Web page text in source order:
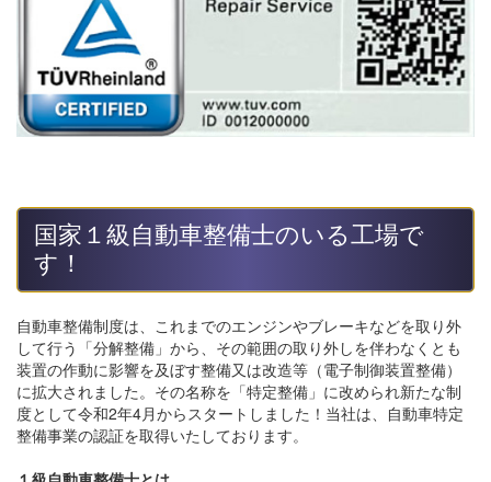
国家１級自動車整備士のいる工場で
す！
自動車整備制度は、これまでのエンジンやブレーキなどを取り外
して行う「分解整備」から、その範囲の取り外しを伴わなくとも
装置の作動に影響を及ぼす整備又は改造等（電子制御装置整備）
に拡大されました。その名称を「特定整備」に改められ新たな制
度として令和2年4月からスタートしました！当社は、自動車特定
整備事業の認証を取得いたしております。